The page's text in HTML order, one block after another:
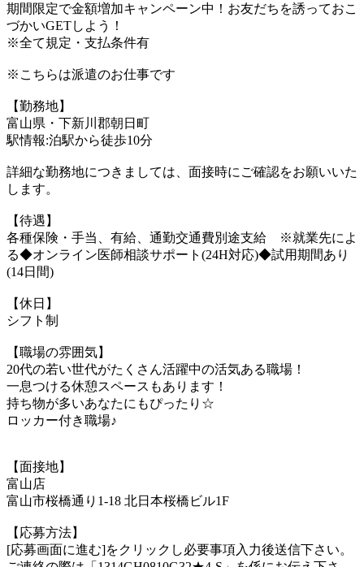
期間限定で金額増加キャンペーン中！お友だちを誘っておこ
づかいGETしよう！
※全て規定・支払条件有
※こちらは派遣のお仕事です
【勤務地】
富山県・下新川郡朝日町
駅情報:泊駅から徒歩10分
詳細な勤務地につきましては、面接時にご確認をお願いいた
します。
【待遇】
各種保険・手当、有給、通勤交通費別途支給 ※就業先によ
る◆オンライン医師相談サポート(24H対応)◆試用期間あり
(14日間)
【休日】
シフト制
【職場の雰囲気】
20代の若い世代がたくさん活躍中の活気ある職場！
一息つける休憩スペースもあります！
持ち物が多いあなたにもぴったり☆
ロッカー付き職場♪
【面接地】
富山店
富山市桜橋通り1-18 北日本桜橋ビル1F
【応募方法】
[応募画面に進む]をクリックし必要事項入力後送信下さい。